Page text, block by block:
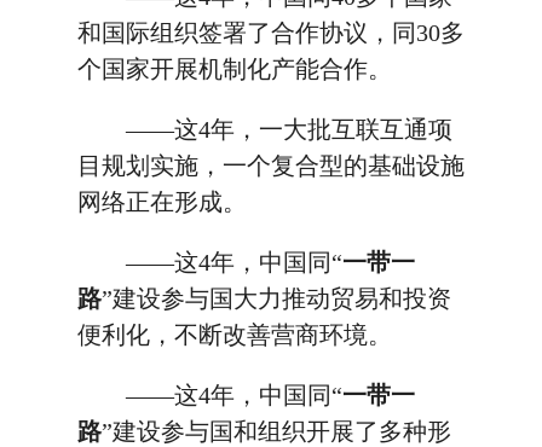
和国际组织签署了合作协议，同30多
个国家开展机制化产能合作。
——这4年，一大批互联互通项
目规划实施，一个复合型的基础设施
网络正在形成。
——这4年，中国同“一带一
路”建设参与国大力推动贸易和投资
便利化，不断改善营商环境。
——这4年，中国同“一带一
路”建设参与国和组织开展了多种形